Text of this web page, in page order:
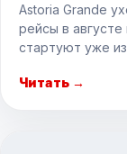
Astoria Grande
рейсы в
стартуют уже
Читать →